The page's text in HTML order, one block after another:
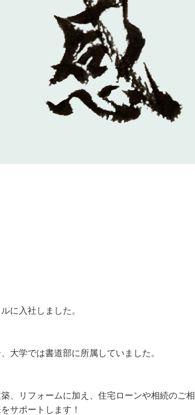
に入社しました。
大学では書道部に所属していました。
、リフォームに加え、住宅ローンや相続のご相
サポートします！